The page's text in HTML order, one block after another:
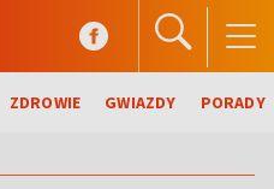
ZDROWIE GWIAZDY PORADY